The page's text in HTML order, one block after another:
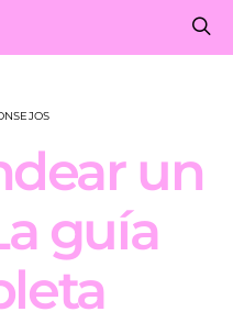
un
guía